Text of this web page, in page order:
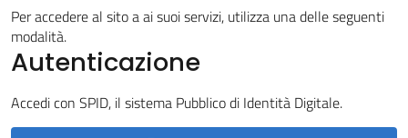
Servizi
Menu selezionato
Vivere
Castel
Per accedere al sito a ai suoi servizi, utilizza una delle seguenti
modalità.
Autenticazione
Accedi con SPID, il sistema Pubblico di Identità Digitale.